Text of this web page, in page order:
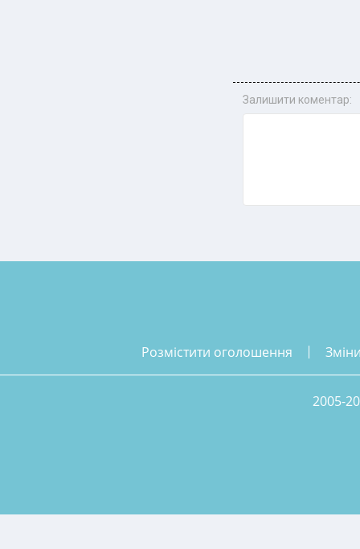
Залишити коментар:
розмістити оголошення
2005-